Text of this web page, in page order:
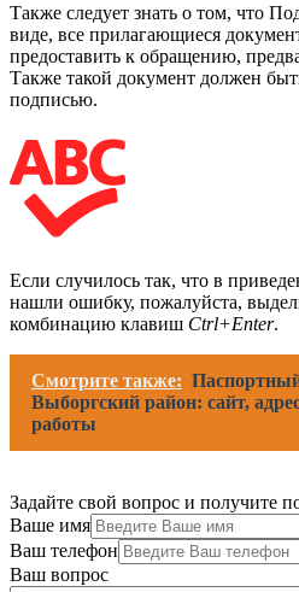
Также следует знать о том, что
виде, все прилагающиеся
предоставить к обращению,
Также такой документ должен
подписью.
Если случилось так, что в
нашли ошибку, пожалуйста,
комбинацию клавиш Ctrl+Enter.
Смотрите также:
Выборгский район: сайт,
работы
Задайте свой вопрос и получите
Ваше имя
Ваш телефон
Ваш вопрос